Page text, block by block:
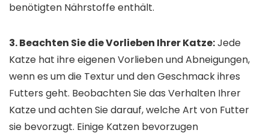
benötigten Nährstoffe enthält.
3. Beachten Sie die Vorlieben Ihrer Katze:Jede
Katze hat ihre eigenen Vorlieben und Abneigungen,
wenn es um die Textur und den Geschmack ihres
Futters geht. Beobachten Sie das Verhalten Ihrer
Katze und achten Sie darauf, welche Art von Futter
sie bevorzugt. Einige Katzen bevorzugen